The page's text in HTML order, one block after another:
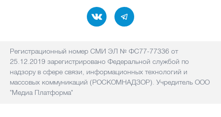
Регистрационный номер СМИ ЭЛ № ФС77-77336 от
25.12.2019 зарегистрировано Федеральной службой по
надзору в сфере связи, информационных технологий и
массовых коммуникаций (РОСКОМНАДЗОР). Учредитель ООО
"Медиа Платформа"